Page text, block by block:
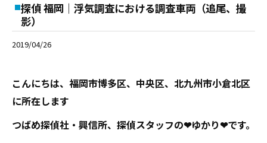
探偵 福岡｜浮気調査における調査車両（追尾、撮
影）
2019/04/26
こんにちは、福岡市博多区、中央区、北九州市小倉北区
に所在します
つばめ探偵社・興信所、探偵スタッフの❤ゆかり❤です。